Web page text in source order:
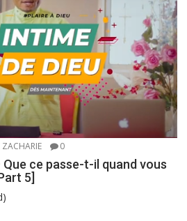
ZACHARIE 0
Que ce passe-t-il quand vous
5]